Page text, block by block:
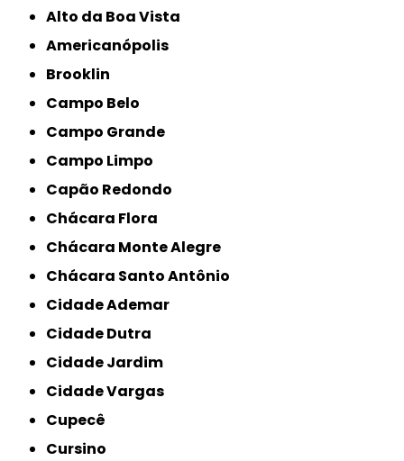
Alto da Boa Vista
Americanópolis
Brooklin
Campo Belo
Campo Grande
Campo Limpo
Capão Redondo
Chácara Flora
Chácara Monte Alegre
Chácara Santo Antônio
Cidade Ademar
Cidade Dutra
Cidade Jardim
Cidade Vargas
Cupecê
Cursino